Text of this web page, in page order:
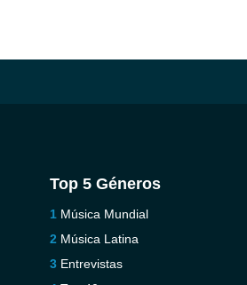
Top 5 Géneros
Música Mundial
Música Latina
Entrevistas